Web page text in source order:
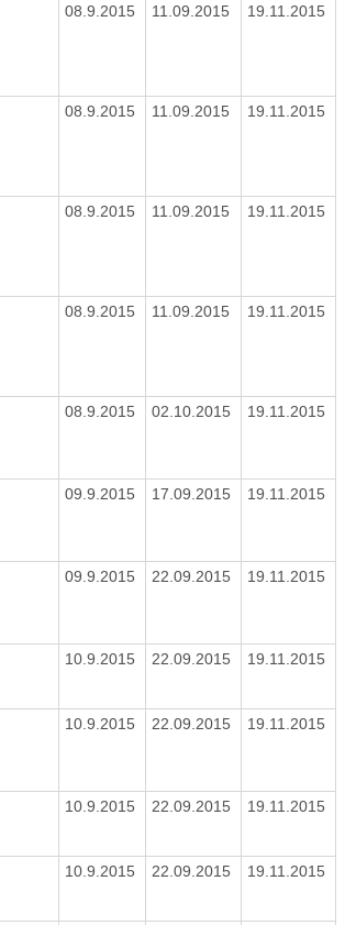
08.9.2015 11.09.2015 19.11.2015
08.9.2015 11.09.2015 19.11.2015
08.9.2015 11.09.2015 19.11.2015
08.9.2015 11.09.2015 19.11.2015
08.9.2015 02.10.2015 19.11.2015
09.9.2015 17.09.2015 19.11.2015
09.9.2015 22.09.2015 19.11.2015
10.9.2015 22.09.2015 19.11.2015
10.9.2015 22.09.2015 19.11.2015
10.9.2015 22.09.2015 19.11.2015
10.9.2015 22.09.2015 19.11.2015